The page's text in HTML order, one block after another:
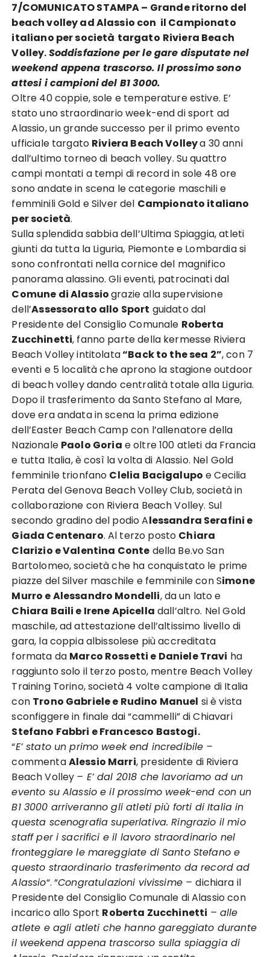
7/COMUNICATO STAMPA – Grande ritorno del
beach volley ad Alassio con il Campionato
italiano per società targato Riviera Beach
Volley.Soddisfazione per le gare disputate nel
weekend appena trascorso. Il prossimo sono
attesi i campioni del B1 3000.
Oltre 40 coppie, sole e temperature estive. E’
stato uno straordinario week-end di sport ad
Alassio, un grande successo per il primo evento
ufficiale targato Riviera Beach Volleya 30 anni
dall’ultimo torneo di beach volley. Su quattro
campi montati a tempi di record in sole 48 ore
sono andate in scena le categorie maschili e
femminili Gold e Silver del Campionato italiano
per società.
Sulla splendida sabbia dell’Ultima Spiaggia, atleti
giunti da tutta la Liguria, Piemonte e Lombardia si
sono confrontati nella cornice del magnifico
panorama alassino. Gli eventi, patrocinati dal
Comune di Alassiograzie alla supervisione
dell’Assessorato allo Sport guidato dal
Presidente del Consiglio Comunale Roberta
Zucchinetti, fanno parte della kermesse Riviera
Beach Volley intitolata“Back to the sea 2”, con 7
eventi e 5 località che aprono la stagione outdoor
di beach volley dando centralità totale alla Liguria.
Dopo il trasferimento da Santo Stefano al Mare,
dove era andata in scena la prima edizione
dell’Easter Beach Camp con l’allenatore della
Nazionale Paolo Goria e oltre 100 atleti da Francia
e tutta Italia, è così la volta di Alassio. Nel Gold
femminile trionfano Clelia Bacigalupo e Cecilia
Perata del Genova Beach Volley Club, società in
collaborazione con Riviera Beach Volley. Sul
secondo gradino del podio Alessandra Serafini e
Giada Centenaro. Al terzo posto Chiara
Clarizio e Valentina Conte della Be.vo San
Bartolomeo, società che ha conquistato le prime
piazze del Silver maschile e femminile con Simone
Murro e Alessandro Mondelli, da un lato e
Chiara Baili e Irene Apicella dall’altro. Nel Gold
maschile, ad attestazione dell’altissimo livello di
gara, la coppia albissolese più accreditata
formata da Marco Rossetti e Daniele Travi ha
raggiunto solo il terzo posto, mentre Beach Volley
Training Torino, società 4 volte campione di Italia
con Trono Gabriele e Rudino Manuel si è vista
sconfiggere in finale dai “cammelli” di Chiavari
Stefano Fabbri e Francesco Bastogi.
“E’ stato un primo week end incredibile –
commentaAlessio Marri, presidente di Riviera
Beach Volley – E’ dal 2018 che lavoriamo ad un
evento su Alassio e il prossimo week-end con un
B1 3000 arriveranno gli atleti più forti di Italia in
questa scenografia superlativa. Ringrazio il mio
staff per i sacrifici e il lavoro straordinario nel
fronteggiare le mareggiate di Santo Stefano e
questo straordinario trasferimento da record ad
Alassio“. “Congratulazioni vivissime –dichiara il
Presidente del Consiglio Comunale di Alassio con
incarico allo Sport Roberta Zucchinetti – alle
atlete e agli atleti che hanno gareggiato durante
il weekend appena trascorso sulla spiaggia di